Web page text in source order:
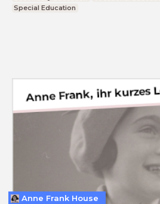
Special Education
Anne Frank House